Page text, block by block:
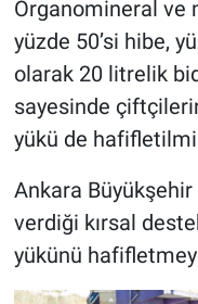
Organomineral ve
yüzde 50’si hibe,
olarak 20 litrelik
sayesinde
yükü de
Ankara
verdiği kırsal
yükünü